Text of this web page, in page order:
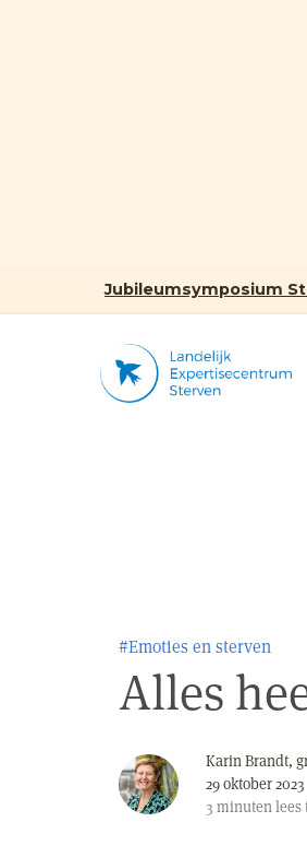
Jubileumsymposium
#Emoties en sterven
Alles
Karin Brandt,
29 oktober 2023
3 minutenlees